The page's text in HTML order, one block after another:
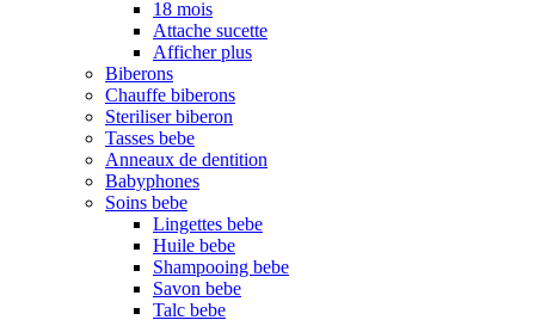
18 mois
Attache sucette
Afficher plus
Biberons
Chauffe biberons
Steriliser biberon
Tasses bebe
Anneaux de dentition
Babyphones
Soins bebe
Lingettes bebe
Huile bebe
Shampooing bebe
Savon bebe
Talc bebe